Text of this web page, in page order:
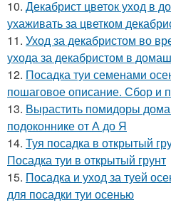
10. Декабрист цветок уход в
ухаживать за цветком
11. Уход за декабристом во
ухода за декабристом в
12. Посадка туи семенами
пошаговое описание. Сбор и
13. Вырастить помидоры
подоконнике от А до Я
14. Туя посадка в открытый
Посадка туи в открытый грунт
15. Посадка и уход за туей
для посадки туи осенью